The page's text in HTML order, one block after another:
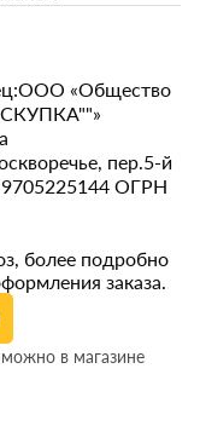
«Общество
пер.5-й
ОГРН
более подробно
заказа.
в магазине